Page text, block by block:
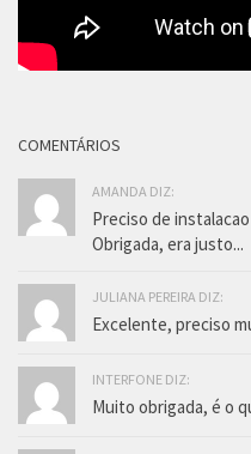
COMENTÁRIOS
AMANDA DIZ:
Preciso de
Obrigada, era justo...
JULIANA PEREIRA DIZ:
Excelente, preciso
INTERFONE DIZ:
Muito obrigada, é o